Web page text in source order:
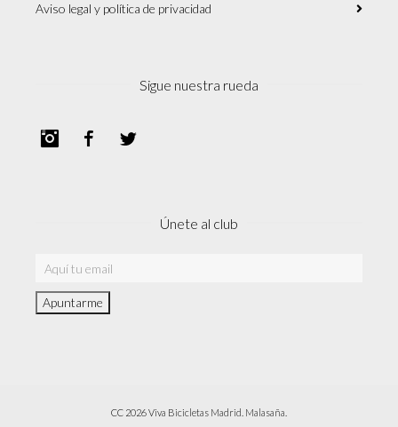
Aviso legal y política de privacidad
Sigue nuestra rueda
InstagramFacebook
Únete al club
CC 2026 Viva Bicicletas Madrid. Malasaña.